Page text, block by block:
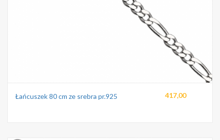
Łańcuszek 80 cm ze srebra pr.925 417,00